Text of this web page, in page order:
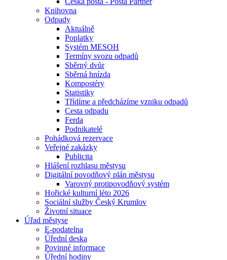
Knihovna
Odpady
Aktuálně
Poplatky
Systém MESOH
Termíny svozu odpadů
Sběrný dvůr
Sběrná hnízda
Kompostéry
Statistiky
Třídíme a předcházíme vzniku odpadů
Cesta odpadu
Ferda
Podnikatelé
Pohádková rezervace
Veřejné zakázky
Publicita
Hlášení rozhlasu městysu
Digitální povodňový plán městysu
Varovný protipovodňový systém
Hořické kulturní léto 2026
Sociální služby Český Krumlov
Životní situace
Úřad městyse
E-podatelna
Úřední deska
Povinné informace
Úřední hodiny